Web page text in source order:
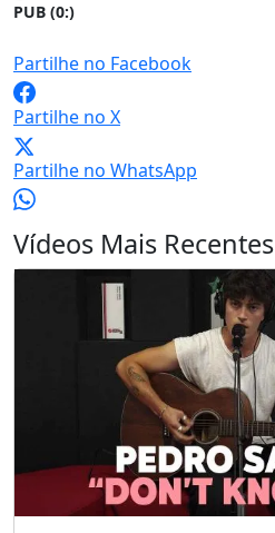
PUB (0:)
Partilhe no Facebook
Partilhe no X
Partilhe no WhatsApp
Vídeos Mais Recentes